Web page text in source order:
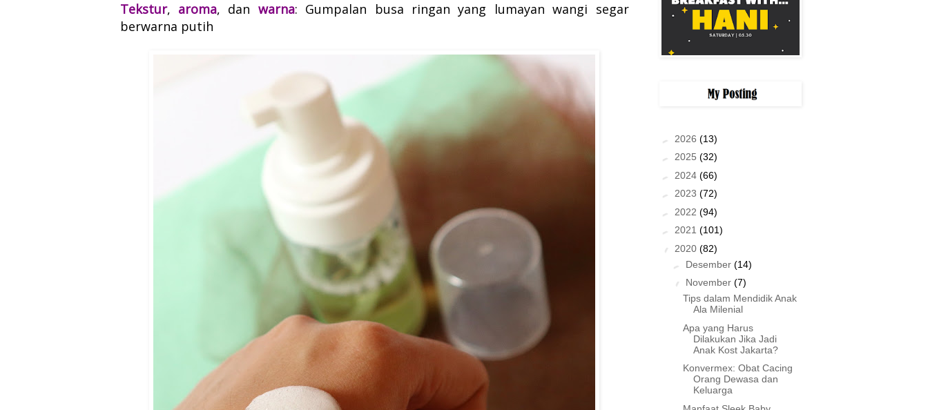
Tekstur, aroma, dan warna: Gumpalan busa ringan yang lumayan wangi segar
berwarna putih
► 2026 (13)
► 2025 (32)
► 2024 (66)
► 2023 (72)
► 2022 (94)
► 2021 (101)
▼ 2020 (82)
► Desember(14)
▼ November(7)
Tips dalam Mendidik Anak
Ala Milenial
Apa yang Harus
Dilakukan Jika Jadi
Anak Kost Jakarta?
Konvermex: Obat Cacing
Orang Dewasa dan
Keluarga